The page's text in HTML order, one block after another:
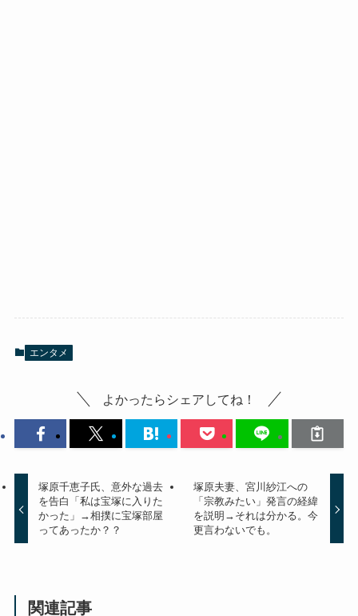
エンタメ
よかったらシェアしてね！
塚原千恵子氏、意外な過去
を告白「私は宝塚に入りた
かった」→相撲に宝塚部屋
ってあったか？？
塚原夫妻、宮川紗江への
「宗教みたい」発言の経緯
を説明→それは分かる。今
更言わないでも。
関連記事